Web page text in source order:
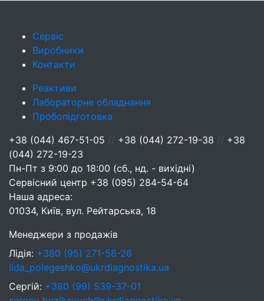
Сервіс
Виробники
Контакти
Реактиви
Лабораторне обладнання
Пробопідготовка
+38 (044) 467-51-05 // +38 (044) 272-19-38 // +38
(044) 272-19-23
Пн-Пт з 9:00 до 18:00 (сб., нд. - вихідні)
Сервісний центр +38 (095) 284-54-64
Наша адреса:
01034, Київ, вул. Рейтарська, 18
Менеджери з продажів
Лідія: +380 (95) 271-58-26
lida_polegeshko@ukrdiagnostika.ua
Сергій: +380 (99) 539-37-01